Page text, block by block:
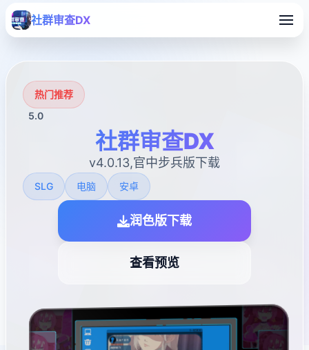
社群审查DX
热门推荐
5.0
社群审查DX
v4.0.13,官中步兵版下载
SLG 电脑 安卓
润色版下载
查看预览